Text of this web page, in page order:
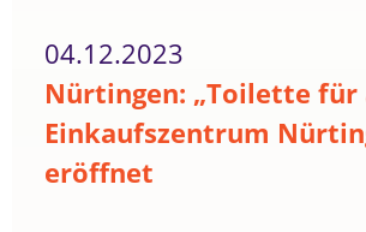
04.12.2023
Nürtingen: „Toilette für
Einkaufszentrum
eröffnet